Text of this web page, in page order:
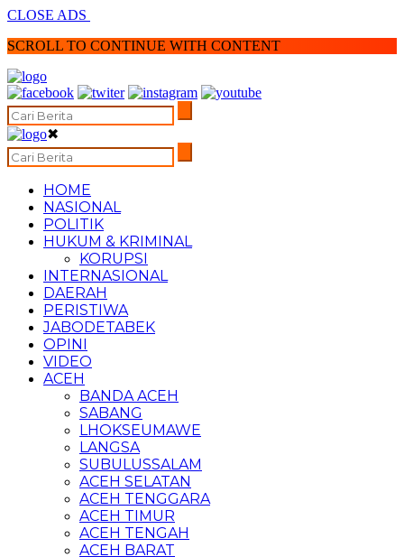
CLOSE ADS
SCROLL TO CONTINUE WITH CONTENT
✖
HOME
NASIONAL
POLITIK
HUKUM & KRIMINAL
KORUPSI
INTERNASIONAL
DAERAH
PERISTIWA
JABODETABEK
OPINI
VIDEO
ACEH
BANDA ACEH
SABANG
LHOKSEUMAWE
LANGSA
SUBULUSSALAM
ACEH SELATAN
ACEH TENGGARA
ACEH TIMUR
ACEH TENGAH
ACEH BARAT